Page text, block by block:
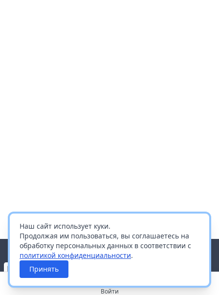
Наш сайт использует куки.
Продолжая им пользоваться, вы соглашаетесь на
обработку персональных данных в соответствии с
политикой конфиденциальности.
Принять
Войти